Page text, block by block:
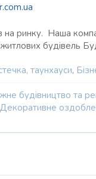
на ринку. Наша
будівель
таунхауси,
будівництво та
Декоративне